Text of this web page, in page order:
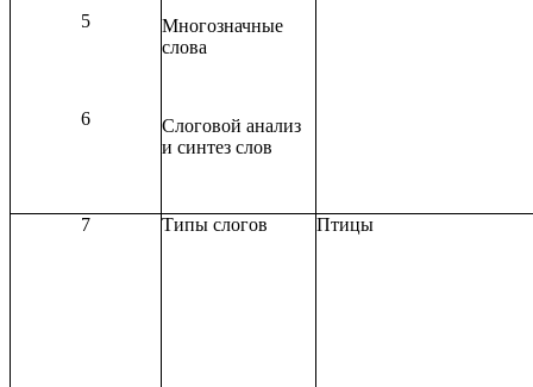
5
6
Многозначные
слова
Слоговой анализ
и синтез слов
7 Типы слогов Птицы